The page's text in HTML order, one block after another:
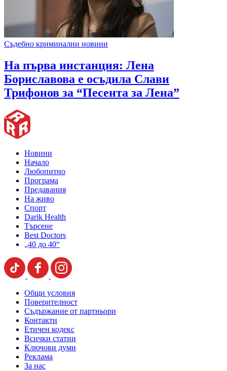
Съдебно криминални новини
На първа инстанция: Лена
Бориславова е осъдила Слави
Трифонов за “Песента за Лена”
Новини
Начало
Любопитно
Програма
Предавания
На живо
Спорт
Darik Health
Търсене
Best Doctors
„40 до 40“
Общи условия
Поверителност
Съдържание от партньори
Контакти
Етичен кодекс
Всички статии
Ключови думи
Реклама
За нас